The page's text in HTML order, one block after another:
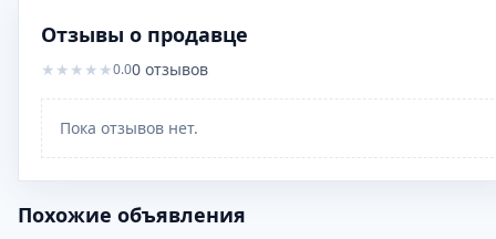
Отзывы о продавце
★ ★ ★ ★ ★0.00 отзывов
Пока отзывов нет.
Похожие объявления